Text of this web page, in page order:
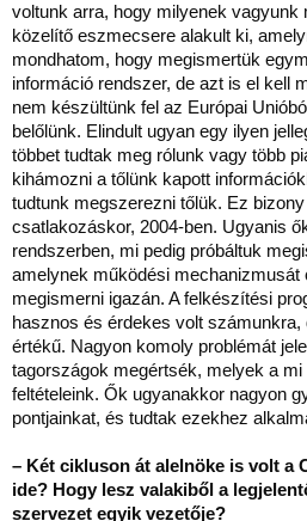
voltunk arra, hogy milyenek vagyunk
közelítő eszmecsere alakult ki,
mondhatom, hogy megismertük
információ rendszer, de azt is el kell
nem készültünk fel az Európai
belőlünk. Elindult ugyan egy ilyen
többet tudtak meg rólunk vagy több
kihámozni a tőlünk kapott
tudtunk megszerezni tőlük. Ez
csatlakozáskor, 2004-ben. Ugyanis
rendszerben, mi pedig próbáltuk
amelynek működési mechanizmusát
megismerni igazán. A felkészítési
hasznos és érdekes volt számunkra,
értékű. Nagyon komoly problémát
tagországok megértsék, melyek a
feltételeink. Ők ugyanakkor nagyon
pontjainkat, és tudtak ezekhez
– Két cikluson át alelnöke is volt a
ide? Hogy lesz valakiből a
szervezet egyik vezetője?